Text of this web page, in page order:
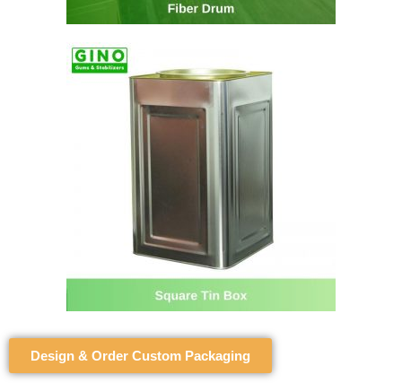
Design & Order Custom Packaging